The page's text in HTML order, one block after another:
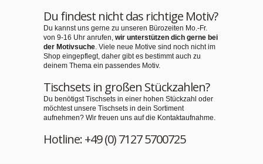
Du findest nicht das richtige Motiv?
Du kannst uns gerne zu unseren Bürozeiten Mo.-Fr.
von 9-16 Uhr anrufen, wir unterstützen dich gerne bei
der Motivsuche. Viele neue Motive sind noch nicht im
Shop eingepflegt, daher gibt es bestimmt auch zu
deinem Thema ein passendes Motiv.
Tischsets in großen Stückzahlen?
Du benötigst Tischsets in einer hohen Stückzahl oder
möchtest unsere Tischsets in dein Sortiment
aufnehmen? Wir freuen uns auf die Kontaktaufnahme.
Hotline: +49 (0) 7127 5700725